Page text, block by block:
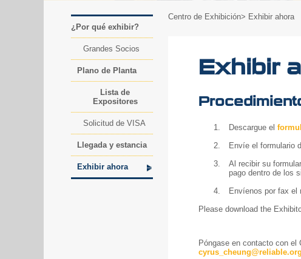
¿Por qué exhibir?
Grandes Socios
Plano de Planta
Lista de
Expositores
Solicitud de VISA
Llegada y estancia
Exhibir ahora
Centro de Exhibición> Exhibir ahora
Exhibir
Descargue el
Envíe el formulario
Al recibir su
pago dentro de los
Envíenos por fax el
Please download the
Póngase en contacto con el